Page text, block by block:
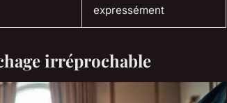
expressément
irréprochable